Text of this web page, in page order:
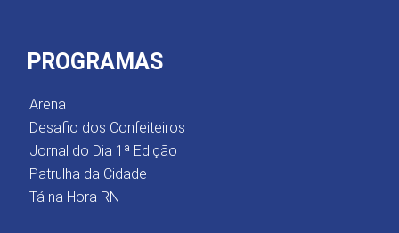
PROGRAMAS
Arena
Desafio dos Confeiteiros
Jornal do Dia 1ª Edição
Patrulha da Cidade
Tá na Hora RN